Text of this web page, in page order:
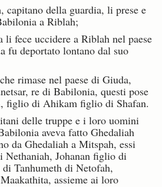
capitano della guardia, li prese e
a Riblah;
fece uccidere a Riblah nel paese
fu deportato lontano dal suo
rimase nel paese di Giuda,
re di Babilonia, questi pose
figlio di Ahikam figlio di Shafan.
delle truppe e i loro uomini
aveva fatto Ghedaliah
da Ghedaliah a Mitspah, essi
Nethaniah, Johanan figlio di
Tanhumeth di Netofah,
assieme ai loro